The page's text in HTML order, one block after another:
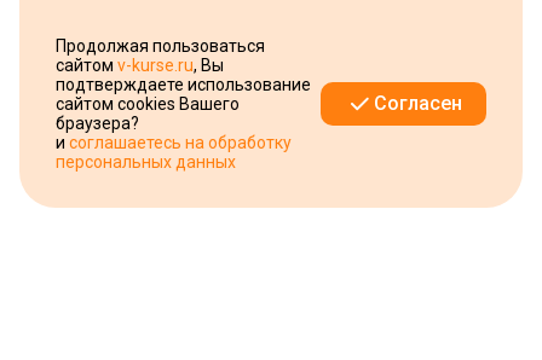
Продолжая пользоваться
сайтом v-kurse.ru, Вы
подтверждаете использование
сайтом cookies Вашего
браузера?
и соглашаетесь на обработку
персональных данных
Согласен